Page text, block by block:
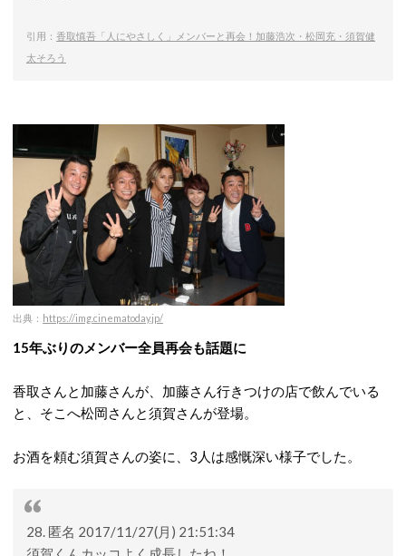
引用： 香取慎吾「人にやさしく」メンバーと再会！加藤浩次・松岡充・須賀健
太そろう
出典： https://img.cinematoday.jp/
15年ぶりのメンバー全員再会も話題に
香取さんと加藤さんが、加藤さん行きつけの店で飲んでいる
と、そこへ松岡さんと須賀さんが登場。
お酒を頼む須賀さんの姿に、3人は感慨深い様子でした。
28. 匿名 2017/11/27(月) 21:51:34